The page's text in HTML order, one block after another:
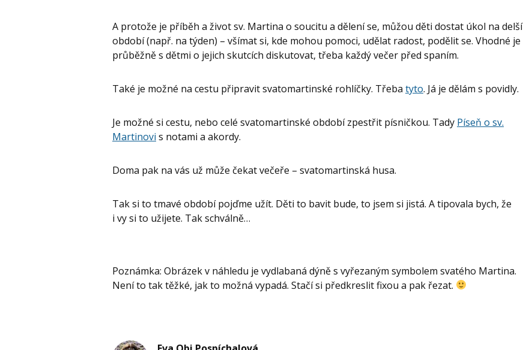
A protože je příběh a život sv. Martina o soucitu a dělení se, můžou děti dostat úkol na delší
období (např. na týden) – všímat si, kde mohou pomoci, udělat radost, podělit se. Vhodné je
průběžně s dětmi o jejich skutcích diskutovat, třeba každý večer před spaním.
Také je možné na cestu připravit svatomartinské rohlíčky. Třeba tyto. Já je dělám s povidly.
Je možné si cestu, nebo celé svatomartinské období zpestřit písničkou. Tady Píseň o sv.
Martinovi s notami a akordy.
Doma pak na vás už může čekat večeře – svatomartinská husa.
Tak si to tmavé období pojďme užít. Děti to bavit bude, to jsem si jistá. A tipovala bych, že
i vy si to užijete. Tak schválně…
Poznámka: Obrázek v náhledu je vydlabaná dýně s vyřezaným symbolem svatého Martina.
Není to tak těžké, jak to možná vypadá. Stačí si předkreslit fixou a pak řezat.